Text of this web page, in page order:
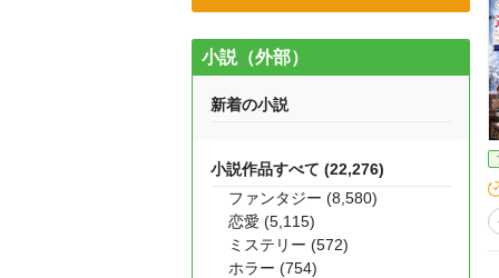
小説（外部）
新着の小説
小説作品すべて (22,276)
ファンタジー (8,580)
恋愛 (5,115)
ミステリー (572)
ホラー (754)